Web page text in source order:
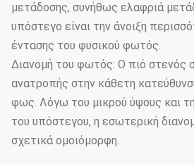
μετάδοσης, συνήθως ελαφριά
υπόστεγο είναι την άνοιξη
έντασης του φυσικού φωτός.
Διανομή του φωτός: Ο πιό στενός
ανατροπής στην κάθετη
φως. Λόγω του μικρού ύψους και
του υπόστεγου, η εσωτερική
σχετικά ομοιόμορφη.